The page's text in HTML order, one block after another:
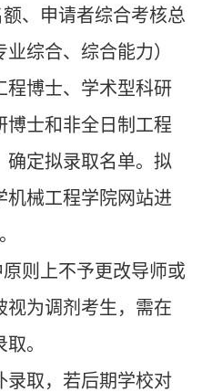
、申请者综合考核总
综合、综合能力）
程博士、学术型科研
博士和非全日制工程
确定拟录取名单。拟
机械工程学院网站进
则上不予更改导师或
视为调剂考生，需在
。
录取，若后期学校对